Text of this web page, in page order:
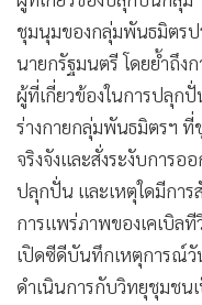
ชุมนุมของกลุ่มพันธมิตรป
นายกรัฐมนตรี โดยย้ำถึง
ผู้ที่เกี่ยวข้องในการปลุก
ร่างกายกลุ่มพันธมิตรฯ ที่
จริงจังและสั่งระงับการ
ปลุกปั่น และเหตุใดมีกา
การแพร่ภาพของเคเบิลที
เปิดซีดีบันทึกเหตุการณ์วั
ดำเนินการกับวิทยุชุมชน